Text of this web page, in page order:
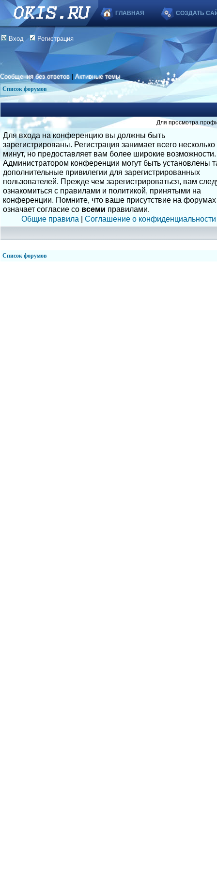
ГЛАВНАЯ СОЗДАТЬ
Вход Регистрация
Сообщения без ответов |Активные темы
Список форумов
Для просмотра
Для входа на конференцию вы должны быть
зарегистрированы. Регистрация занимает всего несколько
минут, но предоставляет вам более широкие возможности.
Администратором конференции могут быть установлены
дополнительные привилегии для зарегистрированных
пользователей. Прежде чем зарегистрироваться, вам
ознакомиться с правилами и политикой, принятыми на
конференции. Помните, что ваше присутствие на форумах
означает согласие со всеми правилами.
Общие правила | Соглашение о конфиденциальности
Список форумов